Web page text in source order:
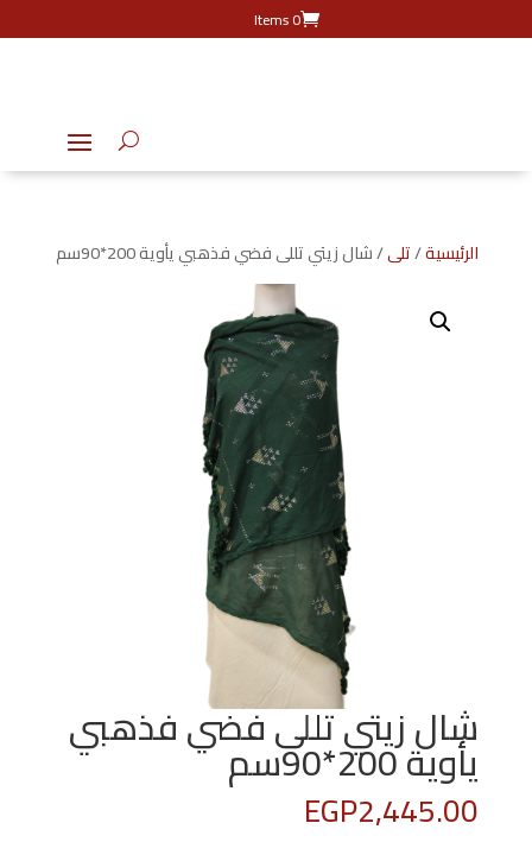
0 Items
الرئيسية/تلى/ شال زيتي تللى فضي فذهبي يأوية 200*90سم
شال زيتي تللى فضي فذهبي
يأوية 200*90سم
EGP2,445.00